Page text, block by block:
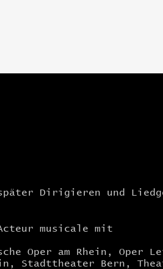
Dirigieren und
musicale mit
Oper am Rhein, Oper
Stadttheater Bern,